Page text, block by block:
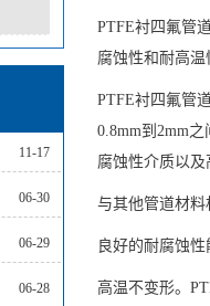
11-17
06-30
06-29
06-28
PTFE衬四氟管
腐蚀性和耐高温
PTFE衬四氟管
0.8mm到2mm
腐蚀性介质以及
与其他管道材料
良好的耐腐蚀
高温不变形。